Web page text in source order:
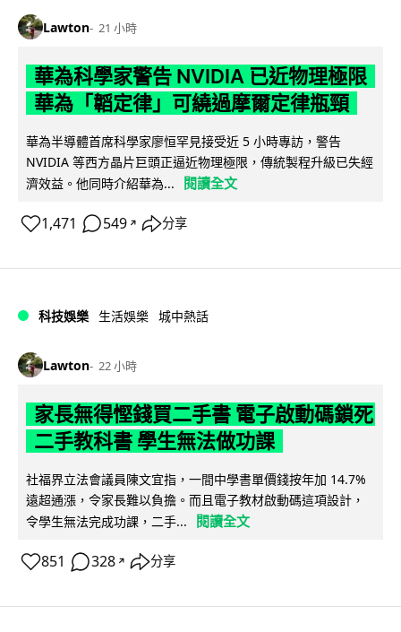
Lawton 21 小時
華為科學家警告 NVIDIA 已近物理極限
華為「韜定律」可繞過摩爾定律瓶頸
華為半導體首席科學家廖恒罕見接受近 5 小時專訪，警告
NVIDIA 等西方晶片巨頭正逼近物理極限，傳統製程升級已失經
濟效益。他同時介紹華為...
閱讀全文
1,471 549 ↗ 分享
科技娛樂 生活娛樂 城中熱話
Lawton 22 小時
家長無得慳錢買二手書 電子啟動碼鎖死
二手教科書 學生無法做功課
社福界立法會議員陳文宜指，一間中學書單價錢按年加 14.7%
遠超通漲，令家長難以負擔。而且電子教材啟動碼這項設計，
令學生無法完成功課，二手...
閱讀全文
851 328 ↗ 分享